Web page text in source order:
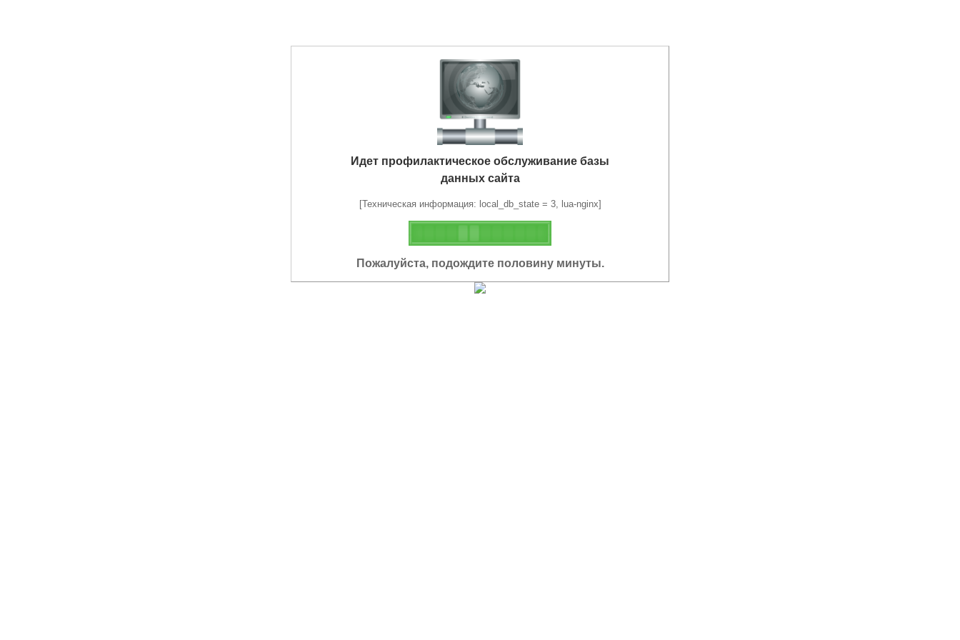
Идет профилактическое обслуживание базы
данных сайта
[Техническая информация: local_db_state = 3, lua-nginx]
Пожалуйста, подождите половину минуты.